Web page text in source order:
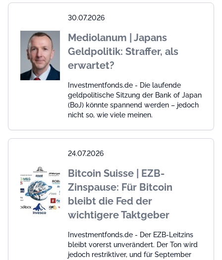
30.07.2026
Mediolanum | Japans
Geldpolitik: Straffer, als
erwartet?
Investmentfonds.de - Die laufende
geldpolitische Sitzung der Bank of Japan
(BoJ) könnte spannend werden – jedoch
nicht so, wie viele meinen.
24.07.2026
Bitcoin Suisse | EZB-
Zinspause: Für Bitcoin
bleibt die Fed der
wichtigere Taktgeber
Investmentfonds.de - Der EZB-Leitzins
bleibt vorerst unverändert. Der Ton wird
jedoch restriktiver, und für September